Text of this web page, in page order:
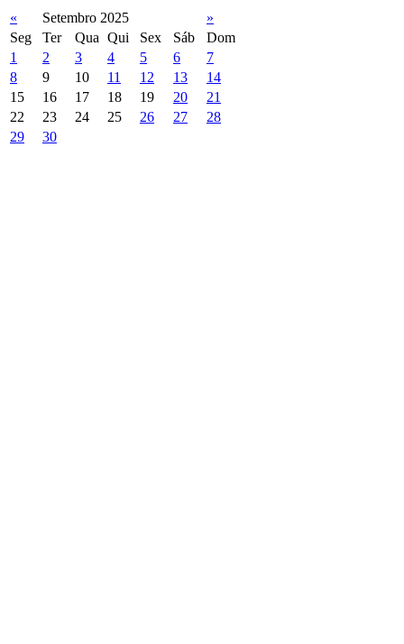
« Setembro 2025
»
Seg
Ter Qua Qui Sex Sáb
Dom
1
2 3 4 5 6
7
8
9 10 11 12 13
14
15
16 17 18 19 20
21
22
23 24 25 26 27
28
29
30